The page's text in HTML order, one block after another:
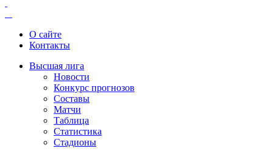
О сайте
Контакты
Высшая лига
Новости
Конкурс прогнозов
Составы
Матчи
Таблица
Статистика
Стадионы